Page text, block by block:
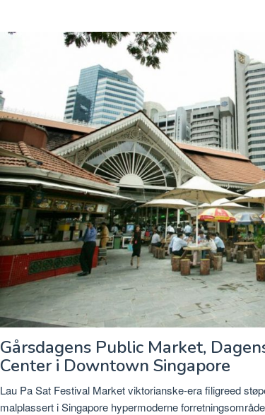
Gårsdagens Public Market,
Center i Downtown Singapore
Lau Pa Sat Festival Market viktorianske-era filigreed
malplassert i Singapore hypermoderne